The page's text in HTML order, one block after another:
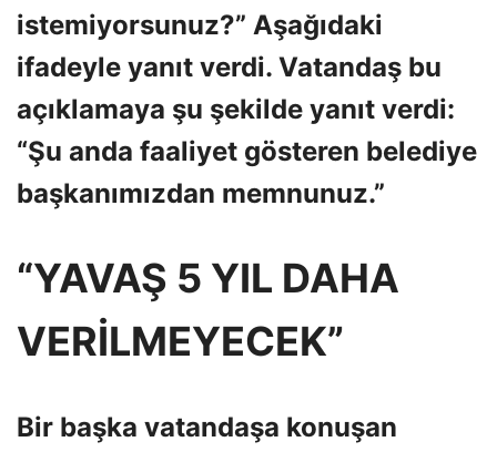
istemiyorsunuz?” Aşağıdaki
ifadeyle yanıt verdi. Vatandaş bu
açıklamaya şu şekilde yanıt verdi:
“Şu anda faaliyet gösteren belediye
başkanımızdan memnunuz.”
“YAVAŞ 5 YIL DAHA
VERİLMEYECEK”
Bir başka vatandaşa konuşan